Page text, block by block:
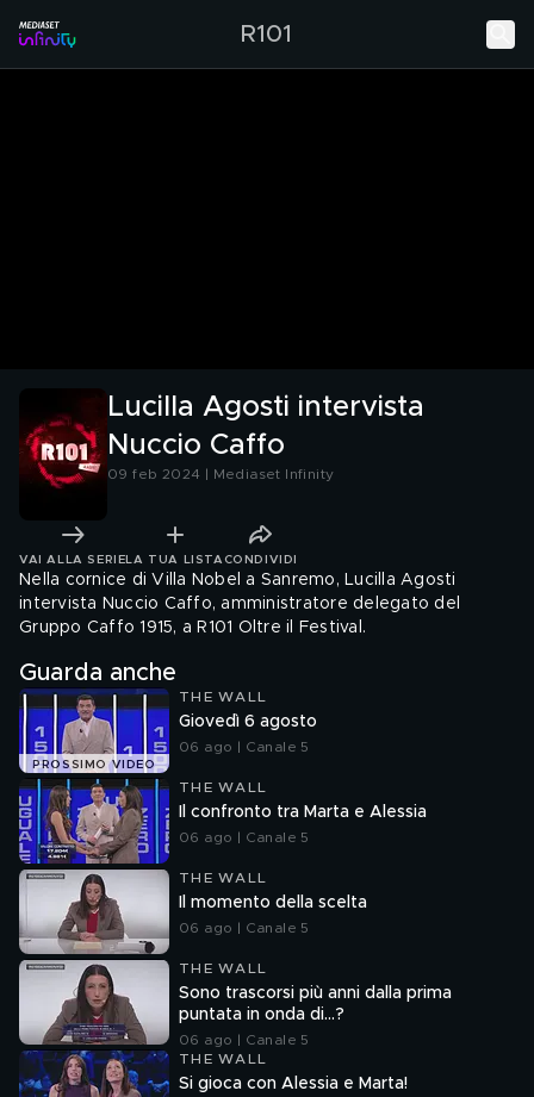
R101
Lucilla Agosti intervista
Nuccio Caffo
09 feb 2024 | Mediaset Infinity
VAI ALLA SERIE LA TUA LISTA CONDIVIDI
Nella cornice di Villa Nobel a Sanremo, Lucilla Agosti
intervista Nuccio Caffo, amministratore delegato del
Gruppo Caffo 1915, a R101 Oltre il Festival.
Guarda anche
PROSSIMO VIDEO
THE WALL
Giovedì 6 agosto
06 ago | Canale 5
THE WALL
Il confronto tra Marta e Alessia
06 ago | Canale 5
THE WALL
Il momento della scelta
06 ago | Canale 5
THE WALL
Sono trascorsi più anni dalla prima
puntata in onda di...?
06 ago | Canale 5
THE WALL
Si gioca con Alessia e Marta!